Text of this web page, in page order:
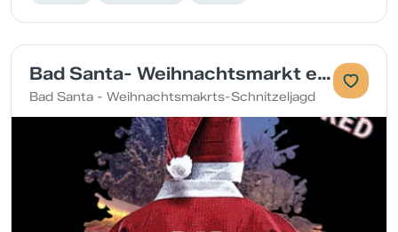
Bad Santa- Weihnachtsmarkt edition
Bad Santa - Weihnachtsmakrts-Schnitzeljagd